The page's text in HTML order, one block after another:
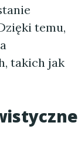
temu,
takich jak